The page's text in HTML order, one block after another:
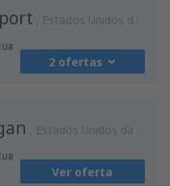
Estados Unidos da América
2 ofertas
Estados Unidos da América
Ver oferta